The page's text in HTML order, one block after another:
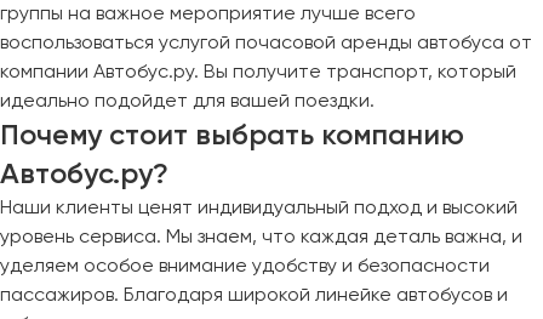
группы на важное мероприятие лучше всего
воспользоваться услугой почасовой аренды автобуса от
компании Автобус.ру. Вы получите транспорт, который
идеально подойдет для вашей поездки.
Почему стоит выбрать компанию
Автобус.ру?
Наши клиенты ценят индивидуальный подход и высокий
уровень сервиса. Мы знаем, что каждая деталь важна, и
уделяем особое внимание удобству и безопасности
пассажиров. Благодаря широкой линейке автобусов и